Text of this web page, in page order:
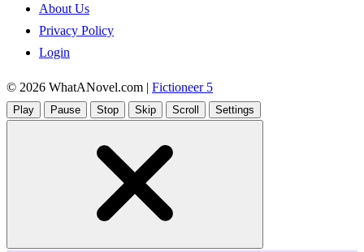
About Us
Privacy Policy
Login
© 2026 WhatANovel.com | Fictioneer 5
Play Pause Stop Skip Scroll Settings